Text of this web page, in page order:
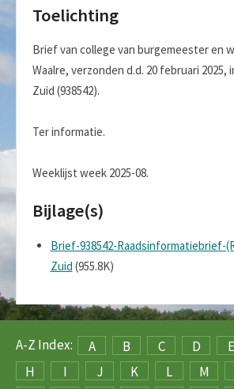
Toelichting
Brief van college van burgemeester en
Waalre, verzonden d.d. 20 februari 2025,
Zuid (938542).
Ter informatie.
Weeklijst week 2025-08.
Bijlage(s)
Brief-938542-Raadsinformatiebrief-
Zuid (955.8K)
A-Z Index: A B C D E
H
I J K L M